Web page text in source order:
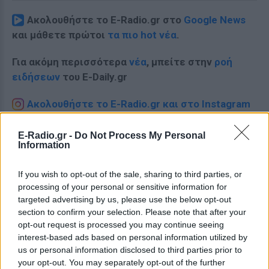
E-Radio.gr - Do Not Process My Personal
Information
If you wish to opt-out of the sale, sharing to third parties, or
processing of your personal or sensitive information for
targeted advertising by us, please use the below opt-out
section to confirm your selection. Please note that after your
opt-out request is processed you may continue seeing
interest-based ads based on personal information utilized by
us or personal information disclosed to third parties prior to
your opt-out. You may separately opt-out of the further
Ακολουθήστε το E-Radio.gr στο Google News
και μάθετε πρώτοι τα πιο hot νέα.
Για ακόμη περισσότερα νέα, μπείτε στην ροή
ειδήσεων του E-Daily.gr
Ακολουθήστε το E-Radio.gr και στο Instagram